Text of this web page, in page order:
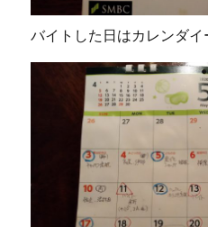
バイトした日はカレンダ